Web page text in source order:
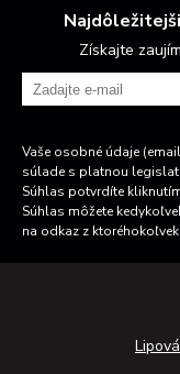
Získajte
Vaše osobné údaje
súlade s platnou
Súhlas potvrdíte
Súhlas môžete
na odkaz z